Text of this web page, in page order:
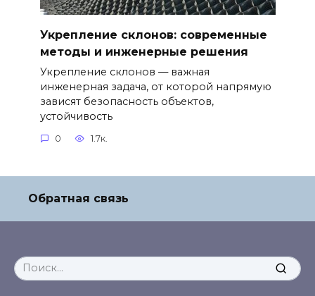
Укрепление склонов: современные
методы и инженерные решения
Укрепление склонов — важная
инженерная задача, от которой напрямую
зависят безопасность объектов,
устойчивость
0 1.7к.
Обратная связь
Search
for: